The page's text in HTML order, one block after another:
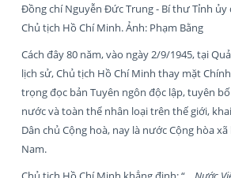
Đồng chí Nguyễn Đức Trung - Bí thư Tỉnh
Chủ tịch Hồ Chí Minh. Ảnh: Phạm Bằng
Cách đây 80 năm, vào ngày 2/9/1945, tại
lịch sử, Chủ tịch Hồ Chí Minh thay mặt
trọng đọc bản Tuyên ngôn độc lập, tuyên
nước và toàn thể nhân loại trên thế giới,
Dân chủ Cộng hoà, nay là nước Cộng hòa
Nam.